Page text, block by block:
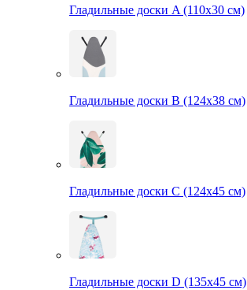
Гладильные доски A (110х30 см)
Гладильные доски B (124х38 см)
Гладильные доски С (124х45 см)
Гладильные доски D (135х45 см)